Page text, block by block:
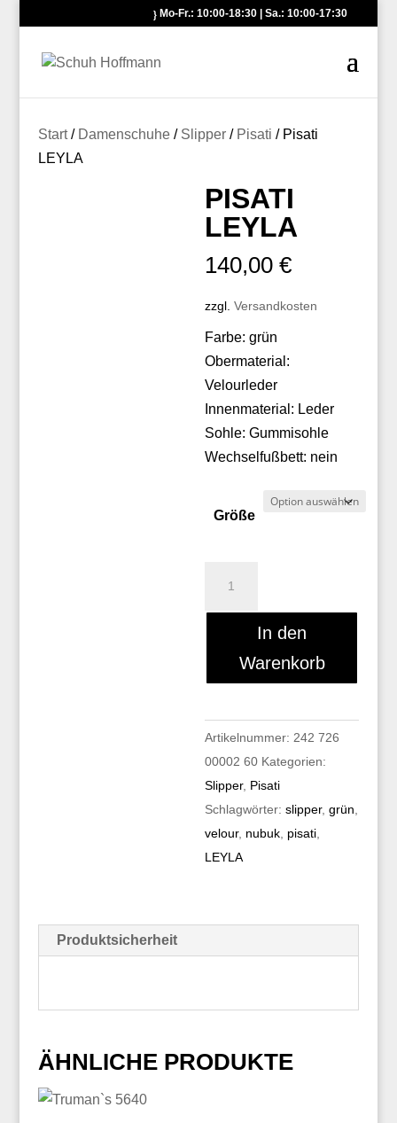
Mo-Fr.: 10:00-18:30 | Sa.: 10:00-17:30
Start/ Damenschuhe/ Slipper/ Pisati / Pisati
LEYLA
PISATI
LEYLA
140,00€
zzgl.Versandkosten
Farbe: grün
Obermaterial:
Velourleder
Innenmaterial: Leder
Sohle: Gummisohle
Wechselfußbett: nein
Größe
In den
Warenkorb
Artikelnummer: 242 726
00002 60 Kategorien:
Slipper, Pisati
Schlagwörter:slipper,grün
velour, nubuk pisati
LEYLA
Produktsicherheit
ÄHNLICHE PRODUKTE